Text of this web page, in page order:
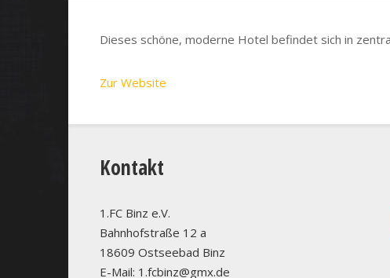
Dieses schöne, moderne Hotel befindet sich in
Zur Website
Kontakt
1.FC Binz e.V.
Bahnhofstraße 12 a
18609 Ostseebad Binz
E-Mail: 1.fcbinz@gmx.de